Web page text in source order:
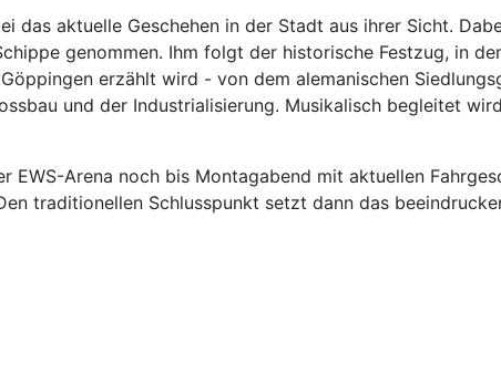
das aktuelle Geschehen in der Stadt aus ihrer Sicht.
genommen. Ihm folgt der historische Festzug, in
erzählt wird - von dem alemanischen
und der Industrialisierung. Musikalisch begleitet
EWS-Arena noch bis Montagabend mit aktuellen
traditionellen Schlusspunkt setzt dann das